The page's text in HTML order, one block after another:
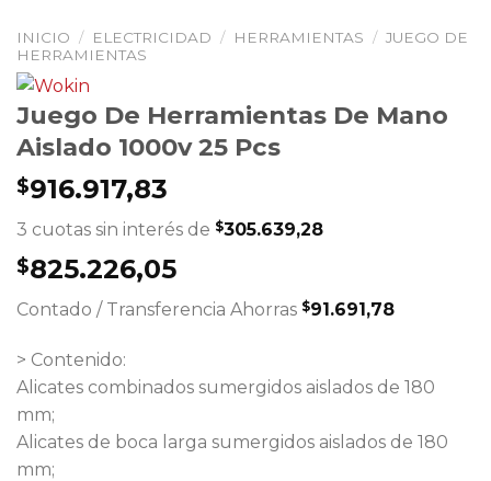
INICIO / ELECTRICIDAD / HERRAMIENTAS / JUEGO DE
HERRAMIENTAS
Juego De Herramientas De Mano
Aislado 1000v 25 Pcs
$916.917,83
3 cuotas sin interés de $305.639,28
$825.226,05
Contado / Transferencia Ahorras $91.691,78
> Contenido:
Alicates combinados sumergidos aislados de 180
mm;
Alicates de boca larga sumergidos aislados de 180
mm;